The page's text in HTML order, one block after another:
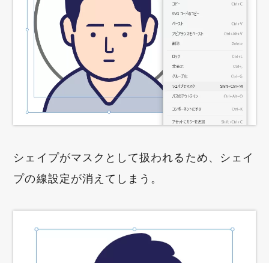
シェイプがマスクとして扱われるため、シェイ
プの線設定が消えてしまう。